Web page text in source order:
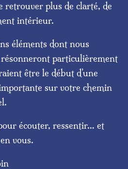
retrouver plus de clarté, de
intérieur.
éléments dont nous
particulièrement
être le début d’une
sur votre chemin
écouter, ressentir… et
vous.